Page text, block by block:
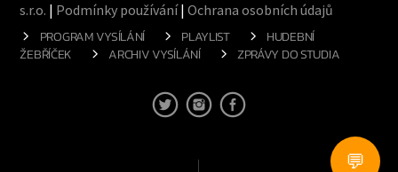
s.r.o. | Podmínky používání|Ochrana osobních údajů
PROGRAM VYSÍLÁNÍ PLAYLIST
HUDEBNÍ
ŽEBŘÍČEK
ARCHIV VYSÍLÁNÍ ZPRÁVY DO STUDIA
💬